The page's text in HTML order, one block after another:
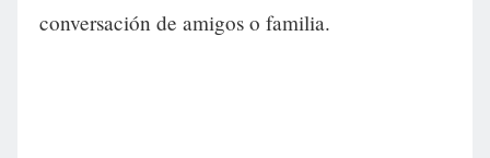
conversación de amigos o familia.